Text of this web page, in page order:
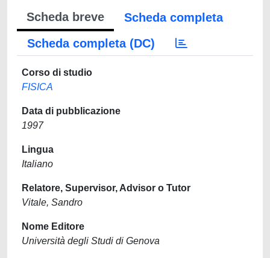
Scheda breve
Scheda completa
Scheda completa (DC)
Corso di studio
FISICA
Data di pubblicazione
1997
Lingua
Italiano
Relatore, Supervisor, Advisor o Tutor
Vitale, Sandro
Nome Editore
Università degli Studi di Genova